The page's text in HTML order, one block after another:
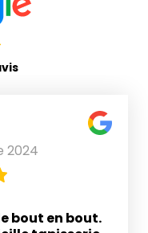
2024
bout en bout.